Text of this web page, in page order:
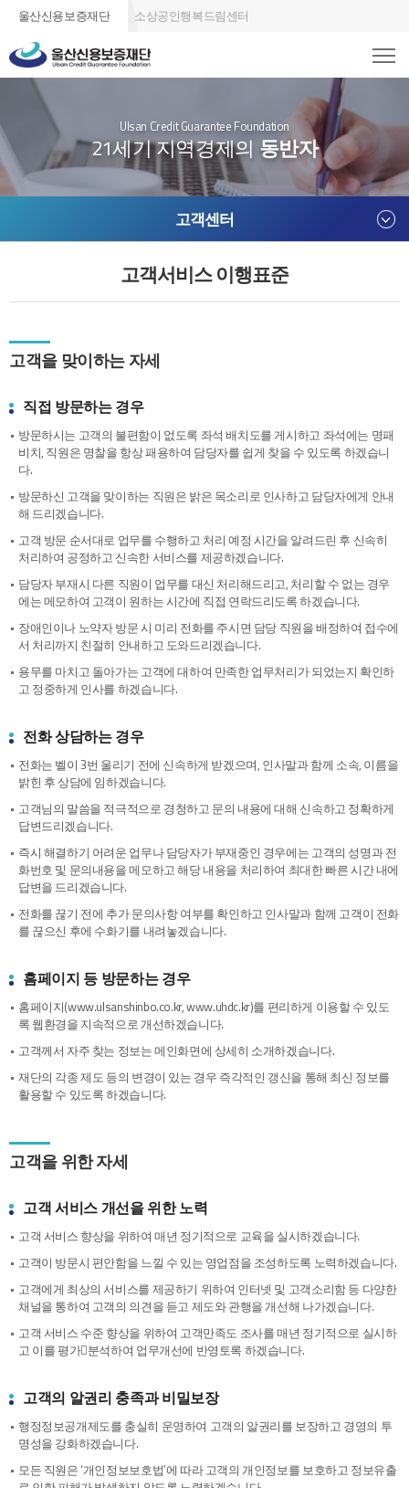
울산신용보증재단 소상공인행복드림센터
Ulsan Credit Guarantee Foundation
21세기 지역경제의 동반자
고객센터
고객서비스 이행표준
고객을 맞이하는 자세
직접 방문하는 경우
방문하시는 고객의 불편함이 없도록 좌석 배치도를 게시하고 좌석에는 명패
비치, 직원은 명찰을 항상 패용하여 담당자를 쉽게 찾을 수 있도록 하겠습니
다.
방문하신 고객을 맞이하는 직원은 밝은 목소리로 인사하고 담당자에게 안내
해 드리겠습니다.
고객 방문 순서대로 업무를 수행하고 처리 예정 시간을 알려드린 후 신속히
처리하여 공정하고 신속한 서비스를 제공하겠습니다.
담당자 부재시 다른 직원이 업무를 대신 처리해드리고, 처리할 수 없는 경우
에는 메모하여 고객이 원하는 시간에 직접 연락드리도록 하겠습니다.
장애인이나 노약자 방문 시 미리 전화를 주시면 담당 직원을 배정하여 접수에
서 처리까지 친절히 안내하고 도와드리겠습니다.
용무를 마치고 돌아가는 고객에 대하여 만족한 업무처리가 되었는지 확인하
고 정중하게 인사를 하겠습니다.
전화 상담하는 경우
전화는 벨이 3번 울리기 전에 신속하게 받겠으며, 인사말과 함께 소속, 이름을
밝힌 후 상담에 임하겠습니다.
고객님의 말씀을 적극적으로 경청하고 문의 내용에 대해 신속하고 정확하게
답변드리겠습니다.
즉시 해결하기 어려운 업무나 담당자가 부재중인 경우에는 고객의 성명과 전
화번호 및 문의내용을 메모하고 해당 내용을 처리하여 최대한 빠른 시간 내에
답변을 드리겠습니다.
전화를 끊기 전에 추가 문의사항 여부를 확인하고 인사말과 함께 고객이 전화
를 끊으신 후에 수화기를 내려놓겠습니다.
홈페이지 등 방문하는 경우
홈페이지(www.ulsanshinbo.co.kr, www.uhdc.kr)를 편리하게 이용할 수 있도
록 웹환경을 지속적으로 개선하겠습니다.
고객께서 자주 찾는 정보는 메인화면에 상세히 소개하겠습니다.
재단의 각종 제도 등의 변경이 있는 경우 즉각적인 갱신을 통해 최신 정보를
활용할 수 있도록 하겠습니다.
고객을 위한 자세
고객 서비스 개선을 위한 노력
고객 서비스 향상을 위하여 매년 정기적으로 교육을 실시하겠습니다.
고객이 방문시 편안함을 느낄 수 있는 영업점을 조성하도록 노력하겠습니다.
고객에게 최상의 서비스를 제공하기 위하여 인터넷 및 고객소리함 등 다양한
채널을 통하여 고객의 의견을 듣고 제도와 관행을 개선해 나가겠습니다.
고객 서비스 수준 향상을 위하여 고객만족도 조사를 매년 정기적으로 실시하
고 이를 평가분석하여 업무개선에 반영토록 하겠습니다.
고객의 알권리 충족과 비밀보장
행정정보공개제도를 충실히 운영하여 고객의 알권리를 보장하고 경영의 투
명성을 강화하겠습니다.
모든 직원은 ‘개인정보보호법’에 따라 고객의 개인정보를 보호하고 정보유출